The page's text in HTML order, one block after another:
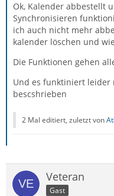
Ok, Kalender abbestellt
Synchronisieren
ich auch nicht mehr
kalender löschen und
Die Funktionen gehen
Und es funktiniert
bescshrieben
2 Mal editiert, zuletzt von
Veteran
Gast